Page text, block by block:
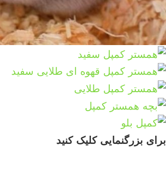
برای بزرگنمایی کلیک کنید